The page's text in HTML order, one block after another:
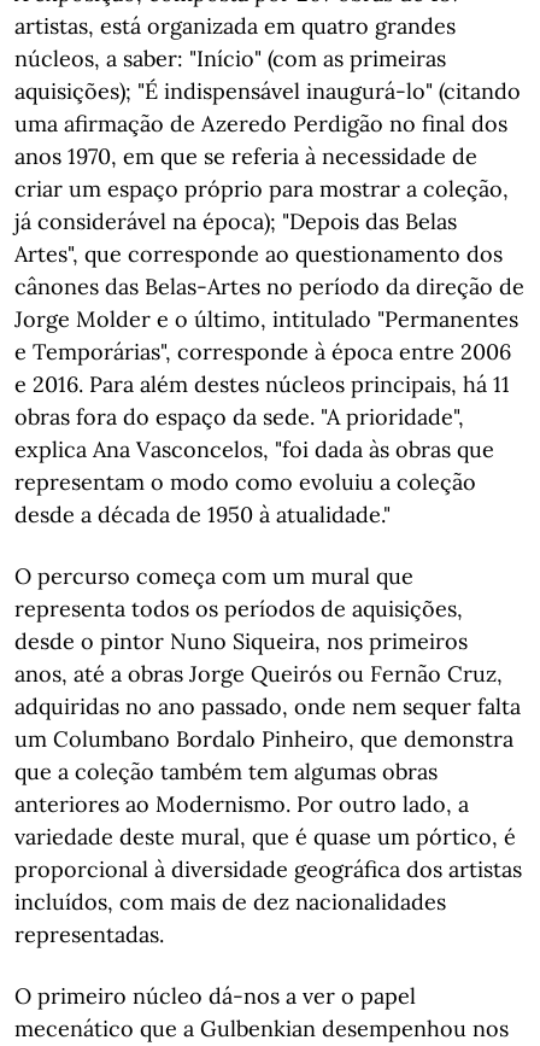
artistas, está organizada em quatro grandes
núcleos, a saber: "Início" (com as primeiras
aquisições); "É indispensável inaugurá-lo" (citando
uma afirmação de Azeredo Perdigão no final dos
anos 1970, em que se referia à necessidade de
criar um espaço próprio para mostrar a coleção,
já considerável na época); "Depois das Belas
Artes", que corresponde ao questionamento dos
cânones das Belas-Artes no período da direção de
Jorge Molder e o último, intitulado "Permanentes
e Temporárias", corresponde à época entre 2006
e 2016. Para além destes núcleos principais, há 11
obras fora do espaço da sede. "A prioridade",
explica Ana Vasconcelos, "foi dada às obras que
representam o modo como evoluiu a coleção
desde a década de 1950 à atualidade."
O percurso começa com um mural que
representa todos os períodos de aquisições,
desde o pintor Nuno Siqueira, nos primeiros
anos, até a obras Jorge Queirós ou Fernão Cruz,
adquiridas no ano passado, onde nem sequer falta
um Columbano Bordalo Pinheiro, que demonstra
que a coleção também tem algumas obras
anteriores ao Modernismo. Por outro lado, a
variedade deste mural, que é quase um pórtico, é
proporcional à diversidade geográfica dos artistas
incluídos, com mais de dez nacionalidades
representadas.
O primeiro núcleo dá-nos a ver o papel
mecenático que a Gulbenkian desempenhou nos